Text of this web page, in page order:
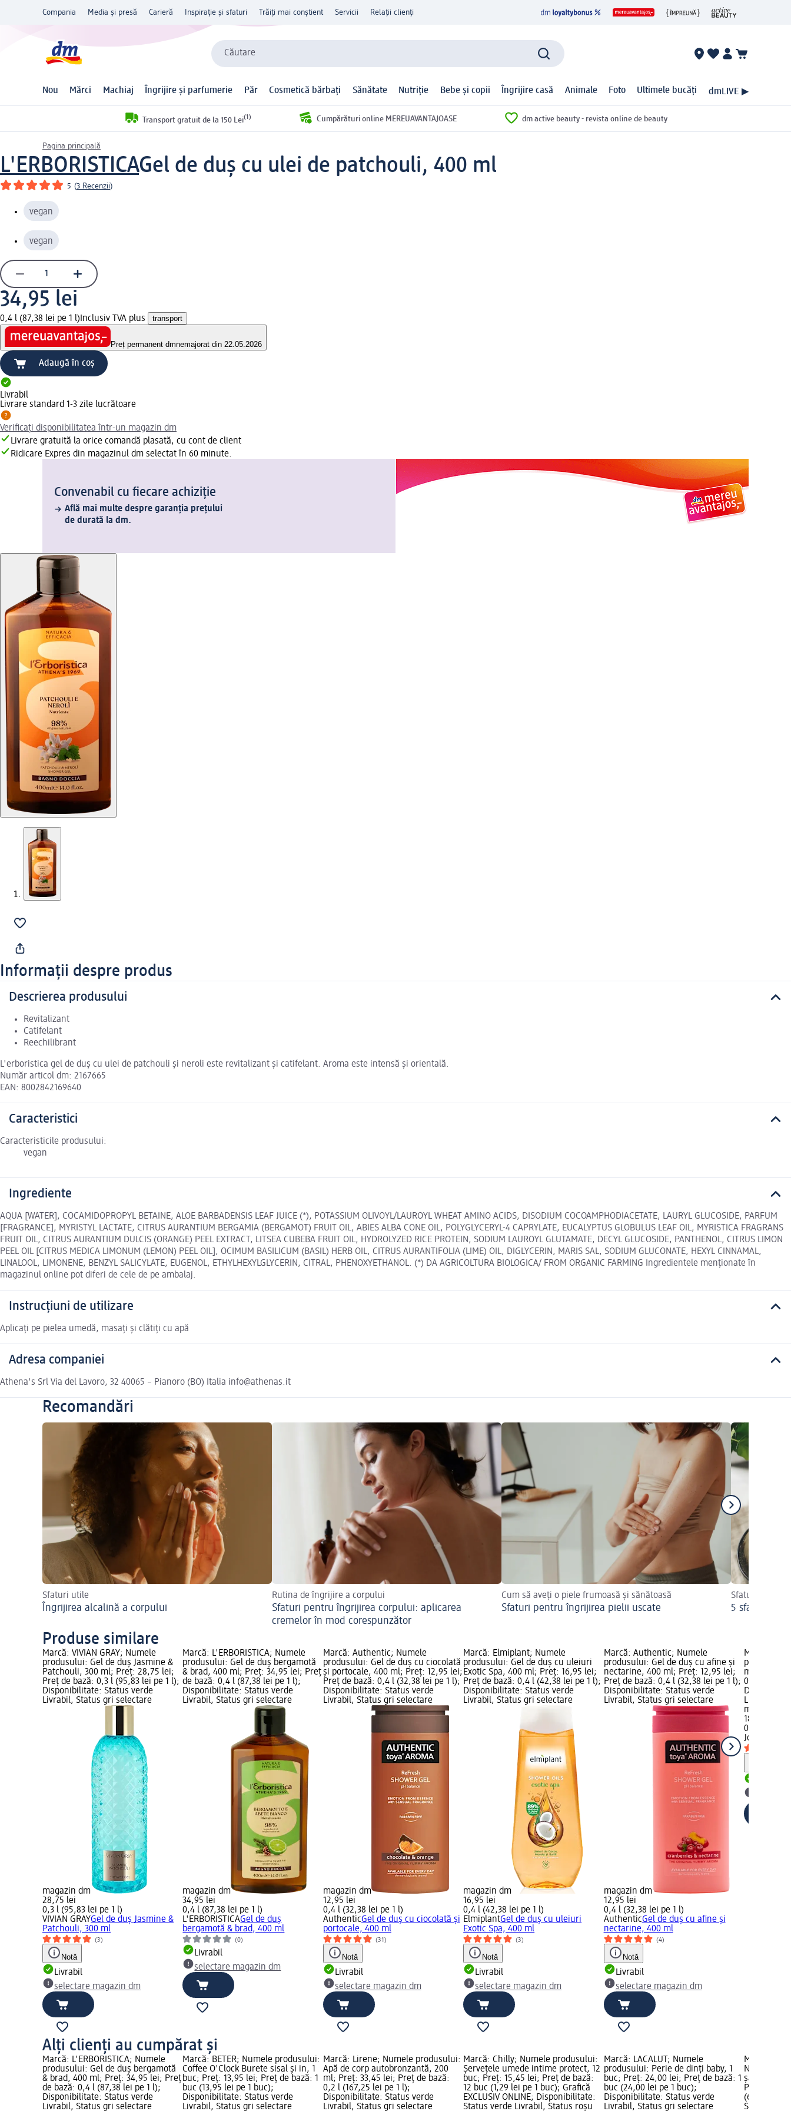
Compania Media și presă Carieră Inspirație și sfaturi Trăiți mai conștient Servicii Relații clienți
Căutare
Nou Mărci Machiaj Îngrijire și parfumerie Păr Cosmetică bărbați Sănătate Nutriție Bebe și copii Îngrijire casă Animale Foto Ultimele bucăți dmLIVE ▶
Transport gratuit de la 150 Lei(1) Cumpărături online MEREUAVANTAJOASE dm active beauty - revista online de beauty
Pagina principală
L'ERBORISTICAGel de duș cu ulei de patchouli, 400 ml
5 (3 Recenzii)
vegan
vegan
34,95 lei
0,4 l (87,38 lei pe 1 l) Inclusiv TVA plus transport
Preț permanent dmnemajorat din 22.05.2026
Adaugă în coș
Livrabil
Livrare standard 1-3 zile lucrătoare
Verificați disponibilitatea într-un magazin dm
Livrare gratuită la orice comandă plasată, cu cont de client
Ridicare Expres din magazinul dm selectat în 60 minute.
Convenabil cu fiecare achiziție
Află mai multe despre garanția prețului
de durată la dm.
Informații despre produs
Descrierea produsului
Revitalizant
Catifelant
Reechilibrant
L'erboristica gel de duș cu ulei de patchouli și neroli este revitalizant și catifelant. Aroma este intensă și orientală.
Număr articol dm: 2167665
EAN: 8002842169640
Caracteristici
Caracteristicile produsului:
vegan
Ingrediente
AQUA [WATER], COCAMIDOPROPYL BETAINE, ALOE BARBADENSIS LEAF JUICE (*), POTASSIUM OLIVOYL/LAUROYL WHEAT AMINO ACIDS, DISODIUM COCOAMPHODIACETATE, LAURYL GLUCOSIDE, PARFUM
[FRAGRANCE], MYRISTYL LACTATE, CITRUS AURANTIUM BERGAMIA (BERGAMOT) FRUIT OIL, ABIES ALBA CONE OIL, POLYGLYCERYL-4 CAPRYLATE, EUCALYPTUS GLOBULUS LEAF OIL, MYRISTICA FRAGRANS
FRUIT OIL, CITRUS AURANTIUM DULCIS (ORANGE) PEEL EXTRACT, LITSEA CUBEBA FRUIT OIL, HYDROLYZED RICE PROTEIN, SODIUM LAUROYL GLUTAMATE, DECYL GLUCOSIDE, PANTHENOL, CITRUS LIMON
PEEL OIL [CITRUS MEDICA LIMONUM (LEMON) PEEL OIL], OCIMUM BASILICUM (BASIL) HERB OIL, CITRUS AURANTIFOLIA (LIME) OIL, DIGLYCERIN, MARIS SAL, SODIUM GLUCONATE, HEXYL CINNAMAL,
LINALOOL, LIMONENE, BENZYL SALICYLATE, EUGENOL, ETHYLHEXYLGLYCERIN, CITRAL, PHENOXYETHANOL. (*) DA AGRICOLTURA BIOLOGICA/ FROM ORGANIC FARMING Ingredientele menționate în
magazinul online pot diferi de cele de pe ambalaj.
Instrucțiuni de utilizare
Aplicați pe pielea umedă, masați și clătiți cu apă
Adresa companiei
Athena's Srl Via del Lavoro, 32 40065 – Pianoro (BO) Italia info@athenas.it
Recomandări
Sfaturi utile
Îngrijirea alcalină a corpului
Rutina de îngrijire a corpului
Sfaturi pentru îngrijirea corpului: aplicarea
cremelor în mod corespunzător
Cum să aveți o piele frumoasă și sănătoasă
Sfaturi pentru îngrijirea pielii uscate
Sfaturi pentru
5 sfaturi
Produse similare
Marcă: VIVIAN GRAY; Numele
produsului: Gel de duș Jasmine &
Patchouli, 300 ml; Preț: 28,75 lei;
Preț de bază: 0,3 l (95,83 lei pe 1 l);
Disponibilitate: Status verde
Livrabil, Status gri selectare
magazin dm
28,75 lei
0,3 l (95,83 lei pe 1 l)
VIVIAN GRAYGel de duș Jasmine &
Patchouli, 300 ml
(3)
Notă
Livrabil
selectare magazin dm
Marcă: L'ERBORISTICA; Numele
produsului: Gel de duș bergamotă
& brad, 400 ml; Preț: 34,95 lei; Preț
de bază: 0,4 l (87,38 lei pe 1 l);
Disponibilitate: Status verde
Livrabil, Status gri selectare
magazin dm
34,95 lei
0,4 l (87,38 lei pe 1 l)
L'ERBORISTICAGel de duș
bergamotă & brad, 400 ml
(0)
Livrabil
selectare magazin dm
Marcă: Authentic; Numele
produsului: Gel de duș cu ciocolată
și portocale, 400 ml; Preț: 12,95 lei;
Preț de bază: 0,4 l (32,38 lei pe 1 l);
Disponibilitate: Status verde
Livrabil, Status gri selectare
magazin dm
12,95 lei
0,4 l (32,38 lei pe 1 l)
AuthenticGel de duș cu ciocolată și
portocale, 400 ml
(31)
Notă
Livrabil
selectare magazin dm
Marcă: Elmiplant; Numele
produsului: Gel de duș cu uleiuri
Exotic Spa, 400 ml; Preț: 16,95 lei;
Preț de bază: 0,4 l (42,38 lei pe 1 l);
Disponibilitate: Status verde
Livrabil, Status gri selectare
magazin dm
16,95 lei
0,4 l (42,38 lei pe 1 l)
ElmiplantGel de duș cu uleiuri
Exotic Spa, 400 ml
(3)
Notă
Livrabil
selectare magazin dm
Marcă: Authentic; Numele
produsului: Gel de duș cu afine și
nectarine, 400 ml; Preț: 12,95 lei;
Preț de bază: 0,4 l (32,38 lei pe 1 l);
Disponibilitate: Status verde
Livrabil, Status gri selectare
magazin dm
12,95 lei
0,4 l (32,38 lei pe 1 l)
AuthenticGel de duș cu afine și
nectarine, 400 ml
(4)
Notă
Livrabil
selectare magazin dm
Marcă:
produsului:
ml; Preț:
0,4 l (47,38
Livrabil,
magazin
18,95 lei
0,4 l (47,38
Johnson's
Alți clienți au cumpărat și
Marcă: L'ERBORISTICA; Numele
produsului: Gel de duș bergamotă
& brad, 400 ml; Preț: 34,95 lei; Preț
de bază: 0,4 l (87,38 lei pe 1 l);
Disponibilitate: Status verde
Livrabil, Status gri selectare
Marcă: BETER; Numele produsului:
Coffee O'Clock Burete sisal și in, 1
buc; Preț: 13,95 lei; Preț de bază: 1
buc (13,95 lei pe 1 buc);
Disponibilitate: Status verde
Livrabil, Status gri selectare
Marcă: Lirene; Numele produsului:
Apă de corp autobronzantă, 200
ml; Preț: 33,45 lei; Preț de bază:
0,2 l (167,25 lei pe 1 l);
Disponibilitate: Status verde
Livrabil, Status gri selectare
Marcă: Chilly; Numele produsului:
Șervețele umede intime protect, 12
buc; Preț: 15,45 lei; Preț de bază:
12 buc (1,29 lei pe 1 buc); Grafică
EXCLUSIV ONLINE; Disponibilitate:
Status verde Livrabil, Status roșu
Marcă: LACALUT; Numele
produsului: Perie de dinți baby, 1
buc; Preț: 24,00 lei; Preț de bază: 1
buc (24,00 lei pe 1 buc);
Disponibilitate: Status verde
Livrabil, Status gri selectare
Marcă:
Numele
șampon
Preț: 26,95
(67,38 lei
Status